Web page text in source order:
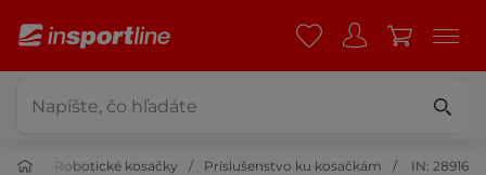
Robotické kosačky Príslušenstvo ku kosačkám IN: 28916